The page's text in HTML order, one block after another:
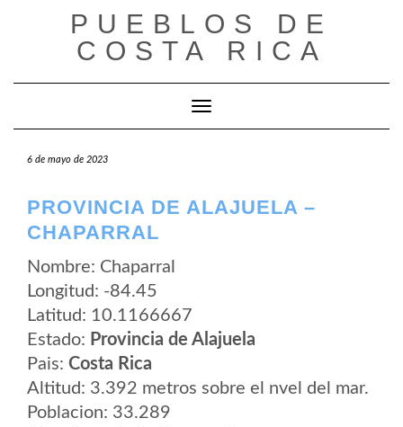
PUEBLOS DE
COSTA RICA
Cambiar modo de navegación
6 de mayo de 2023
PROVINCIA DE ALAJUELA –
CHAPARRAL
Nombre: Chaparral
Longitud: -84.45
Latitud: 10.1166667
Estado: Provincia de Alajuela
Pais: Costa Rica
Altitud: 3.392 metros sobre el nvel del mar.
Poblacion: 33.289